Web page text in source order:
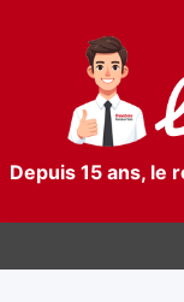
Depuis 15 ans, le